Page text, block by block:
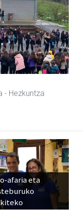
- Hezkuntza
afaria eta